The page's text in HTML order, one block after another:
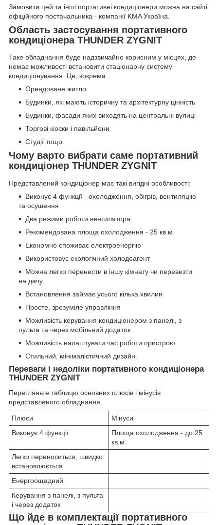
Замовити цей та інші портативні кондиціонери можна на сайті
офіційного постачальника - компанії KMA Україна.
Область застосування портативного
кондиціонера THUNDER ZYGNIT
Таке обладнання буде надзвичайно корисним у місцях, де
немає можливості встановити стаціонарну систему
кондиціонування. Це, зокрема:
Орендоване житло
Будинки, які мають історичну та архітектурну цінність
Будинки, фасади яких виходять на центральні вулиці
Торгові кіоски і павільйони
Студії тощо.
Чому варто вибрати саме портативний
кондиціонер THUNDER ZYGNIT
Представлений кондиціонер має такі вигідні особливості:
Виконує 4 функції - охолодження, обігрів, вентиляцію
та осушення
Два режими роботи вентилятора
Рекомендована площа охолодження - 25 кв.м.
Економно споживає електроенергію
Використовує екологічний холодоагент
Можна легко перенести в іншу кімнату чи перевезти
на дачу
Встановлення займає усього кілька хвилин
Просте, зрозуміле управління
Можливість керування кондиціонером з панелі, з
пульта та через мобільний додаток
Можливість налаштувати час роботи пристрою
Стильний, мінімалістичний дизайн.
Переваги і недоліки портативного кондиціонера
THUNDER ZYGNIT
Перегляньте таблицю основних плюсів і мінусів
представленого обладнання.
Плюси
Мінуси
Виконує 4 функції
Площа охолодження - до 25
кв.м.
Легко переноситься, швидко
встановлюється
Енергоощадний
Керування з панелі, з пульта
і через додаток
Що йде в комплектації портативного